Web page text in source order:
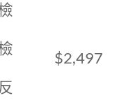
$2,497